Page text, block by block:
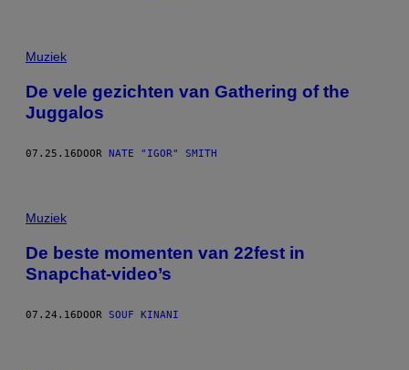
Muziek
De vele gezichten van Gathering of the
Juggalos
07.25.16DOOR NATE "IGOR" SMITH
Muziek
De beste momenten van 22fest in
Snapchat-video’s
07.24.16DOOR SOUF KINANI